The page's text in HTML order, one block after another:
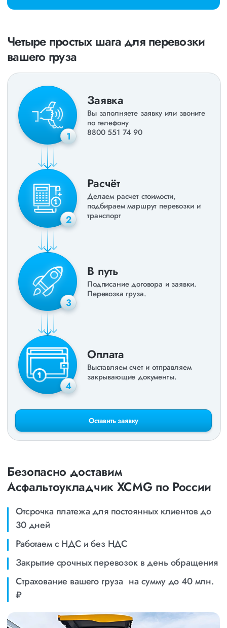
Четыре простых шага для перевозки
вашего груза
1
Заявка
Вы заполняете заявку или звоните
по телефону
8800 551 74 90
2
Расчёт
Делаем расчет стоимости,
подбираем маршрут перевозки и
транспорт
3
В путь
Подписание договора и заявки.
Перевозка груза.
4
Оплата
Выставляем счет и отправляем
закрывающие документы.
Оставить заявку
Безопасно доставим
Асфальтоукладчик XCMG по России
Отсрочка платежа для постоянных клиентов до
30 дней
Работаем с НДС и без НДС
Закрытие срочных перевозок в день обращения
Страхование вашего груза на сумму до 40 млн.
₽